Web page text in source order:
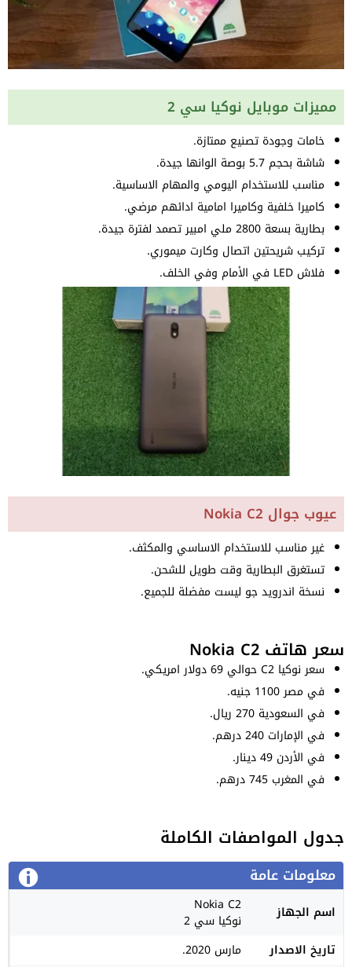
مميزات موبايل نوكيا سي 2
خامات وجودة تصنيع ممتازة.
شاشة بحجم 5.7 بوصة الوانها جيدة.
مناسب للاستخدام اليومي والمهام الاساسية.
كاميرا خلفية وكاميرا امامية ادائهم مرضي.
بطارية بسعة 2800 ملي امبير تصمد لفترة جيدة.
تركيب شريحتين اتصال وكارت ميموري.
فلاش LED في الأمام وفي الخلف.
عيوب جوال Nokia C2
غير مناسب للاستخدام الاساسي والمكثف.
تستغرق البطارية وقت طويل للشحن.
نسخة اندرويد جو ليست مفضلة للجميع.
سعر هاتف Nokia C2
سعر نوكيا C2 حوالي 69 دولار امريكي.
في مصر 1100 جنيه.
في السعودية 270 ريال.
في الإمارات 240 درهم.
في الأردن 49 دينار.
في المغرب 745 درهم.
جدول المواصفات الكاملة
معلومات عامة
اسم الجهاز Nokia C2
نوكيا سي 2
تاريخ الاصدار
مارس 2020.